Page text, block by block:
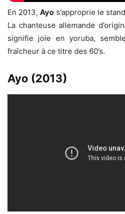
En 2013,Ayo s’approprie le
La chanteuse allemande
signifie joie en yoruba,
fraîcheur à ce titre des 60’s.
Ayo (2013)